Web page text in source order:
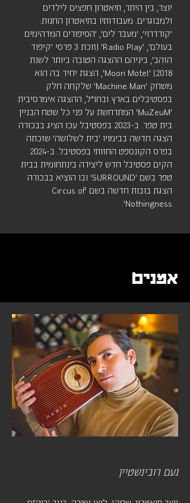
יוצר, בין היתר, תיאטרון חפצים לילדים
ולמבוגרים. מעבודותיו בתיאטרון החנות:
'קורדרוי', 'מעבר לים', 'הסיפורים המדהימים
בעולם', 'Radio Play' (זוכת 3 פרסי 'קיפוד
הזהב', ביניהם ההצגה הטובה ביותר לשנת
2018) 'Moon Motel', הצגת יחיד בה הוא
משחק 'Machine Man' שלקחה חלק
בפסטיבלים בארץ ובחו"ל, ההצגה אימרסיבית
'MuZeuM' המתרחשת על פני כל שטח הבניין
בית טפר. ב-2023 בפסטיבל עכו הציג בבכורה
הצגה חדשה בבימויו 'בית לשלושה' שזכתה
בפרס הקונספט החזותי בפסטיבל. ב-2024
הקים פסטיבל חדש ליצירה בינתחומית בבית
טפר בשם 'SURROUND' ובו הוציא בבכורה
הצגת בובות חדשה בשם 'Circus of
Nothingness'.
אמנים
נעם רובינשטיין